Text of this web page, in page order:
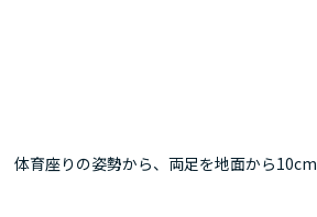
体育座りの姿勢から、両足を地面から